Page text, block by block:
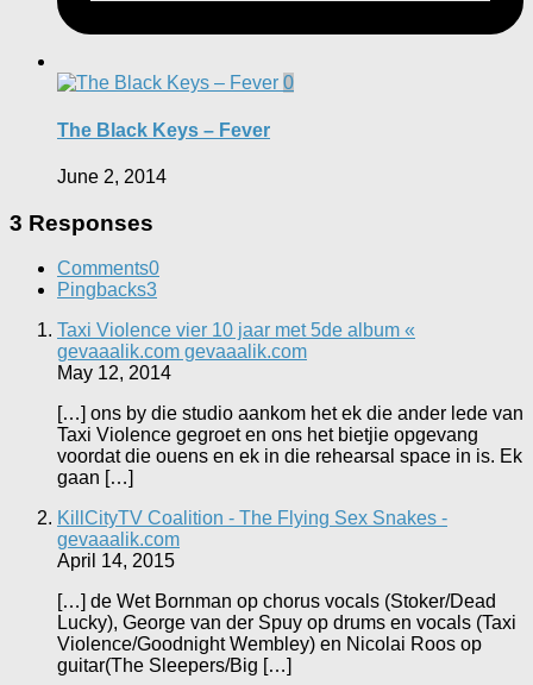
0
The Black Keys – Fever
June 2, 2014
3 Responses
Comments0
Pingbacks3
Taxi Violence vier 10 jaar met 5de album «
gevaaalik.com gevaaalik.com
May 12, 2014
[…] ons by die studio aankom het ek die ander lede van
Taxi Violence gegroet en ons het bietjie opgevang
voordat die ouens en ek in die rehearsal space in is. Ek
gaan […]
KillCityTV Coalition - The Flying Sex Snakes -
gevaaalik.com
April 14, 2015
[…] de Wet Bornman op chorus vocals (Stoker/Dead
Lucky), George van der Spuy op drums en vocals (Taxi
Violence/Goodnight Wembley) en Nicolai Roos op
guitar(The Sleepers/Big […]